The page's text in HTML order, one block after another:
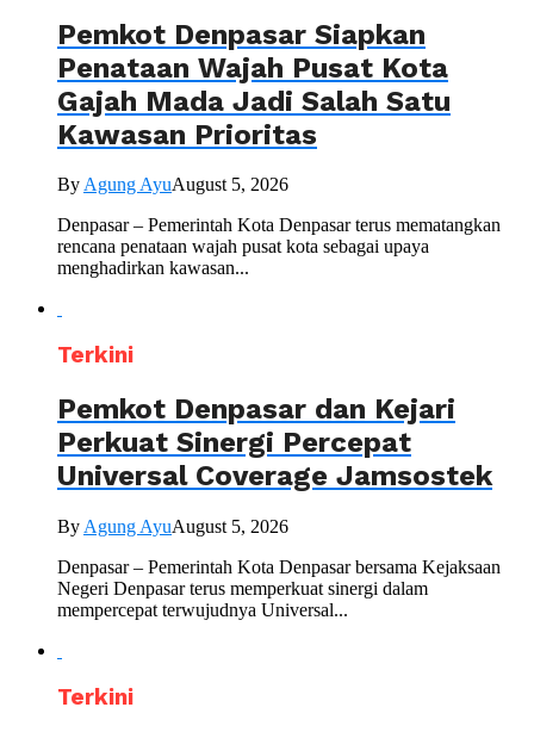
Pemkot Denpasar Siapkan
Penataan Wajah Pusat Kota
Gajah Mada Jadi Salah Satu
Kawasan Prioritas
ByAgung AyuAugust 5, 2026
Denpasar – Pemerintah Kota Denpasar terus mematangkan
rencana penataan wajah pusat kota sebagai upaya
menghadirkan kawasan...
Terkini
Pemkot Denpasar dan Kejari
Perkuat Sinergi Percepat
Universal Coverage Jamsostek
By Agung AyuAugust 5, 2026
Denpasar – Pemerintah Kota Denpasar bersama Kejaksaan
Negeri Denpasar terus memperkuat sinergi dalam
mempercepat terwujudnya Universal...
Terkini